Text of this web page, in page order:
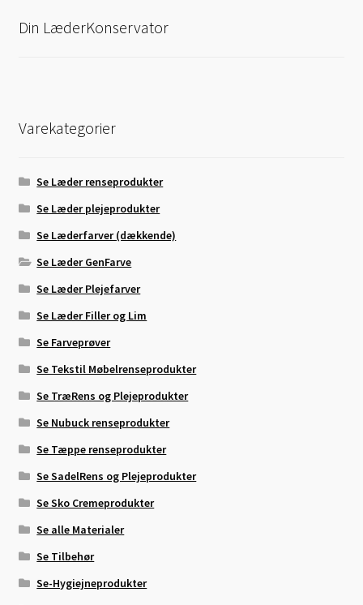
Din LæderKonservator
Varekategorier
Se Læder renseprodukter
Se Læder plejeprodukter
Se Læderfarver (dækkende)
Se Læder GenFarve
Se Læder Plejefarver
Se Læder Filler og Lim
Se Farveprøver
Se Tekstil Møbelrenseprodukter
Se TræRens og Plejeprodukter
Se Nubuck renseprodukter
Se Tæppe renseprodukter
Se SadelRens og Plejeprodukter
Se Sko Cremeprodukter
Se alle Materialer
Se Tilbehør
Se-Hygiejneprodukter